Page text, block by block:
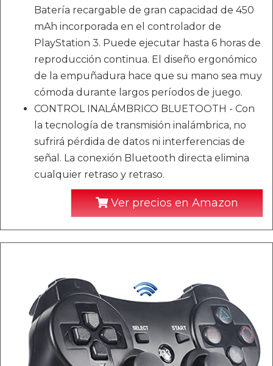
Batería recargable de gran capacidad de 450
mAh incorporada en el controlador de
PlayStation 3. Puede ejecutar hasta 6 horas de
reproducción continua. El diseño ergonómico
de la empuñadura hace que su mano sea muy
cómoda durante largos períodos de juego.
CONTROL INALÁMBRICO BLUETOOTH - Con
la tecnología de transmisión inalámbrica, no
sufrirá pérdida de datos ni interferencias de
señal. La conexión Bluetooth directa elimina
cualquier retraso y retraso.
Ver precios en Amazon